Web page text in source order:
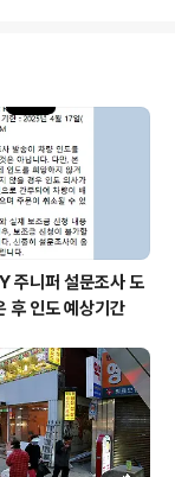
주니퍼 설문조사 도
후 인도 예상기간